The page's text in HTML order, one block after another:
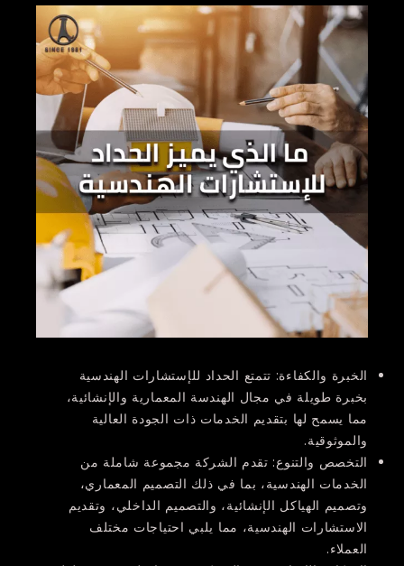
الخبرة والكفاءة: تتمتع الحداد للإستشارات الهندسية
بخبرة طويلة في مجال الهندسة المعمارية والإنشائية،
مما يسمح لها بتقديم الخدمات ذات الجودة العالية
والموثوقية.
التخصص والتنوع: تقدم الشركة مجموعة شاملة من
الخدمات الهندسية، بما في ذلك التصميم المعماري،
وتصميم الهياكل الإنشائية، والتصميم الداخلي، وتقديم
الاستشارات الهندسية، مما يلبي احتياجات مختلف
العملاء.